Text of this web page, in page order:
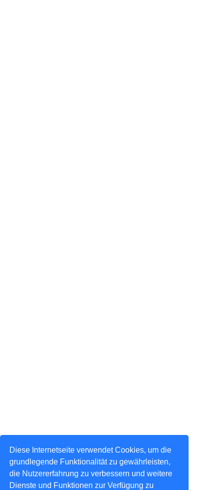
Diese Internetseite verwendet Cookies, um die
grundlegende Funktionalität zu gewährleisten,
die Nutzererfahrung zu verbessern und weitere
Dienste und Funktionen zur Verfügung zu